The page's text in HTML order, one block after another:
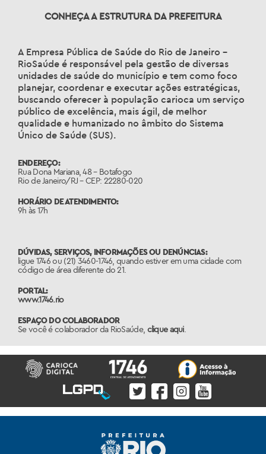
CONHEÇA A ESTRUTURA DA PREFEITURA
A Empresa Pública de Saúde do Rio de Janeiro –
RioSaúde é responsável pela gestão de diversas
unidades de saúde do município e tem como foco
planejar, coordenar e executar ações estratégicas,
buscando oferecer à população carioca um serviço
público de excelência, mais ágil, de melhor
qualidade e humanizado no âmbito do Sistema
Único de Saúde (SUS).
ENDEREÇO:
Rua Dona Mariana, 48 – Botafogo
Rio de Janeiro/RJ – CEP: 22280-020
HORÁRIO DE ATENDIMENTO:
9h às 17h
DÚVIDAS, SERVIÇOS, INFORMAÇÕES OU DENÚNCIAS:
ligue 1746 ou (21) 3460-1746, quando estiver em uma cidade com
código de área diferente do 21.
PORTAL:
www.1746.rio
ESPAÇO DO COLABORADOR
Se você é colaborador da RioSaúde, clique aqui.